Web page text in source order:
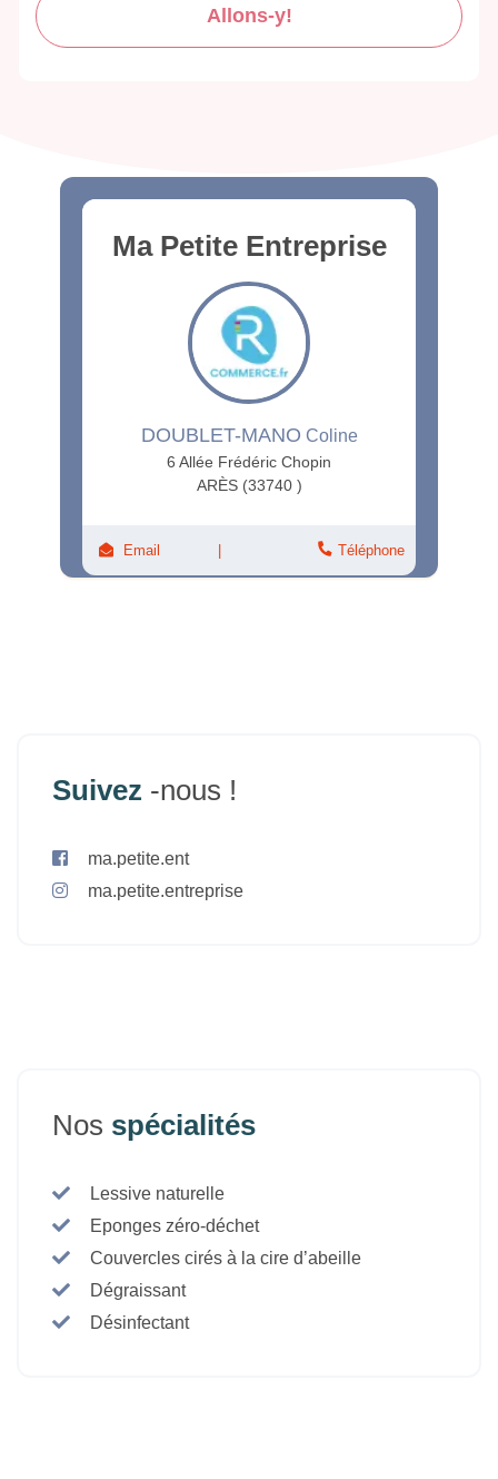
Allons-y!
Ma Petite Entreprise
DOUBLET-MANO Coline
6 Allée Frédéric Chopin
ARÈS (33740 )
Email Téléphone
Suivez -nous !
ma.petite.ent
ma.petite.entreprise
Nos spécialités
Lessive naturelle
Eponges zéro-déchet
Couvercles cirés à la cire d’abeille
Dégraissant
Désinfectant